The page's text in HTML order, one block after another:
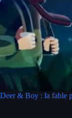
Deer & Boy : la fable